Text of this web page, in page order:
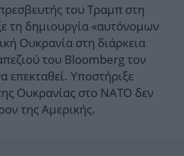
του Τραμπ στη
τη δημιουργία «αυτόνομων
Ουκρανία στη διάρκεια
του Bloomberg τον
επεκταθεί. Υποστήριξε
Ουκρανίας στο ΝΑΤΟ δεν
της Αμερικής.